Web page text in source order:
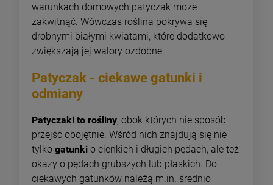
warunkach domowych patyczak może
zakwitnąć. Wówczas roślina pokrywa się
drobnymi białymi kwiatami, które dodatkowo
zwiększają jej walory ozdobne.
Patyczak - ciekawe gatunki i
odmiany
Patyczaki to rośliny, obok których nie sposób
przejść obojętnie. Wśród nich znajdują się nie
tylko gatunki o cienkich i długich pędach, ale też
okazy o pędach grubszych lub płaskich. Do
ciekawych gatunków należą m.in. średnio